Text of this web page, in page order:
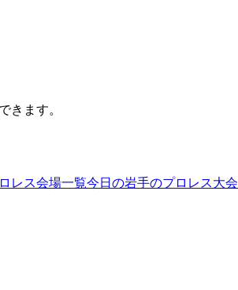
きます。
レス会場一覧今日の岩手のプロレス大会